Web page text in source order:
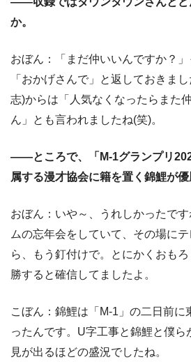
か。
おぼん：「まだ仲いいんですか？」
「おかげさんで」と返しておきま
志)からは「人気なくなったらまた
ん」とも言われましたね(笑)。
――ところで、「M-1グランプリ
属する漫才協会に籍を置く錦鯉が優
おぼん：いや～、うれしかったで
ムの忘年会をしていて、その場に
ら、もう釘付けで。とにかくおも
勝すると確信してましたよ。
こぼん：錦鯉は「M-1」の二日前に
ったんです。U字工事と錦鯉と僕ら
見が出るほどの盛況でしたね。